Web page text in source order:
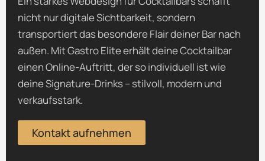
nicht nur digitale Sichtbarkeit, sondern
transportiert das besondere Flair deiner Bar nach
außen. Mit Gastro Elite erhält deine Cocktailbar
einen Online-Auftritt, der so individuell ist wie
deine Signature-Drinks – stilvoll, modern und
verkaufsstark.
Kontakt aufnehmen